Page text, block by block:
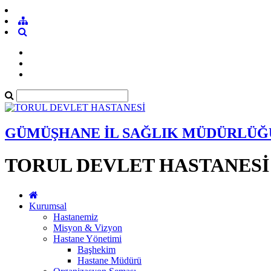
GÜMÜŞHANE İL SAĞLIK
TORUL DEVLET HASTANESİ
Kurumsal
Hastanemiz
Misyon & Vizyon
Hastane Yönetimi
Başhekim
Hastane Müdürü